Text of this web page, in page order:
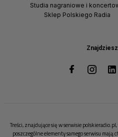
Studia nagraniowe i
Sklep Polskiego Radia
Treści, znajdujące się w serwisie
poszczególne elementy samego serwisu